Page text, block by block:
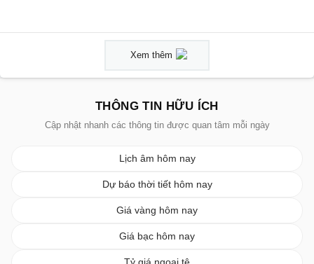
Xem thêm
THÔNG TIN HỮU ÍCH
Cập nhật nhanh các thông tin được quan tâm mỗi ngày
Lịch âm hôm nay
Dự báo thời tiết hôm nay
Giá vàng hôm nay
Giá bạc hôm nay